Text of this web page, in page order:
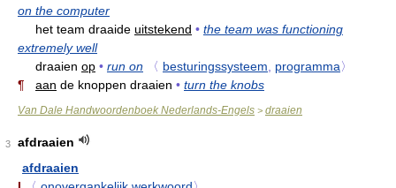
on the computer
het team draaide uitstekend • the team was functioning
extremely well
draaien op • run on 〈 besturingssysteem programma〉
¶ aan de knoppen draaien • turn the knobs
Van Dale Handwoordenboek Nederlands-Engels > draaien
3
afdraaien
afdraaien